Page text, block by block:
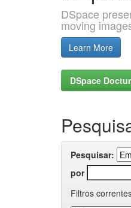
DSpace
moving
Learn More
DSpace
Pesquisar:
por
Filtros